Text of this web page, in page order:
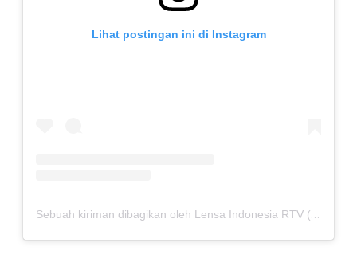
Lihat postingan ini di Instagram
Sebuah kiriman dibagikan oleh Lensa Indonesia RTV (@lensaindonesiartv)